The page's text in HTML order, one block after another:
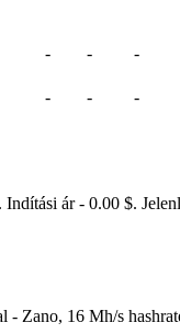
- - -
- - -
ár - 0.00 $.
Zano, 16 Mh/s